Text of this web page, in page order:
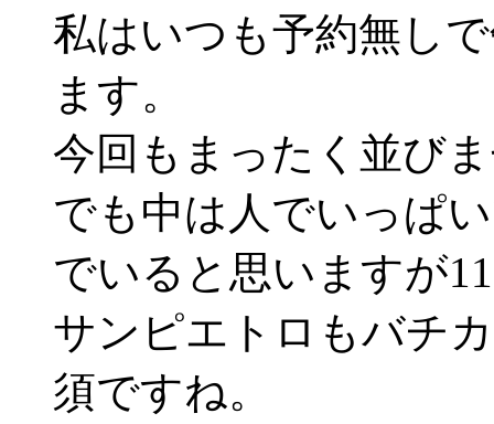
私はいつも予約無し
ます。
今回もまったく並び
でも中は人でいっぱ
でいると思いますが
サンピエトロもバチ
須ですね。